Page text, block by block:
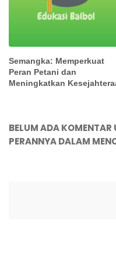
Semangka: Memperkuat
Peran Petani dan
Meningkatkan
BELUM ADA
PERANNYA DALAM